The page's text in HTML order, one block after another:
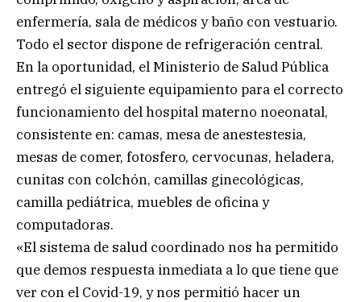
enfermería, sala de médicos y baño con vestuario.
Todo el sector dispone de refrigeración central.
En la oportunidad, el Ministerio de Salud Pública
entregó el siguiente equipamiento para el correcto
funcionamiento del hospital materno noeonatal,
consistente en: camas, mesa de anestestesia,
mesas de comer, fotosfero, cervocunas, heladera,
cunitas con colchón, camillas ginecológicas,
camilla pediátrica, muebles de oficina y
computadoras.
«El sistema de salud coordinado nos ha permitido
que demos respuesta inmediata a lo que tiene que
ver con el Covid-19, y nos permitió hacer un